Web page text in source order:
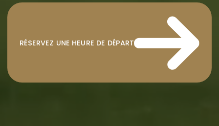
RÉSERVEZ UNE HEURE DE DÉPART